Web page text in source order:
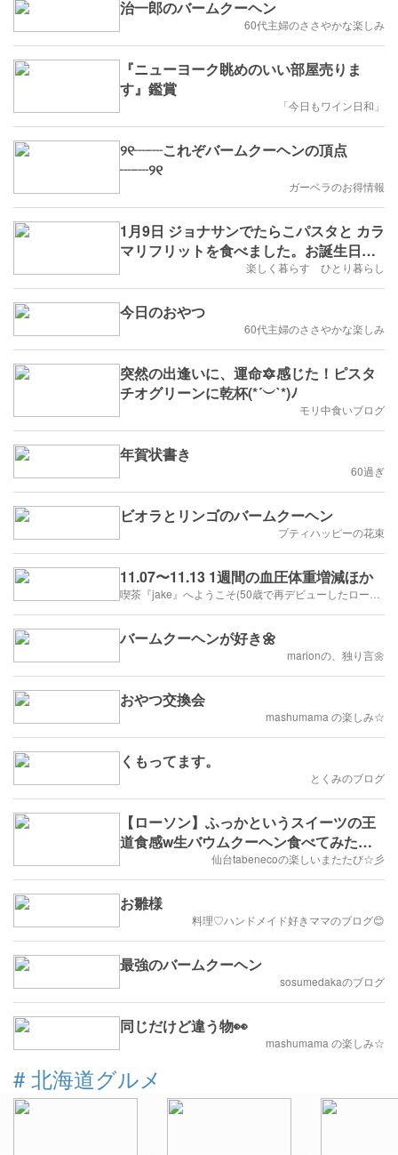
治一郎のバームクーヘン
60代主婦のささやかな楽しみ
『ニューヨーク眺めのいい部屋売りま
す』鑑賞
「今日もワイン日和」
୨୧┈┈これぞバームクーヘンの頂点
┈┈୨୧
ガーベラのお得情報
1月9日 ジョナサンでたらこパスタと カラ
マリフリットを食べました。お誕生日デ
ザートは売り切れでした。楽しく暮らす ひとり暮らし
今日のおやつ
60代主婦のささやかな楽しみ
突然の出逢いに、運命🔯感じた！ピスタ
チオグリーンに乾杯(*´︶`*)ﾉ
モリ中食いブログ
年賀状書き
60過ぎ
ビオラとリンゴのバームクーヘン
プティハッピーの花束
11.07〜11.13 1週間の血圧体重増減ほか
バームクーヘンが好き🌼
marionの、独り言🌼
おやつ交換会
mashumama の楽しみ☆
くもってます。
とくみのブログ
【ローソン】ふっかというスイーツの王
道食感w生バウムクーヘン食べてみたじ
仙台tabenecoの楽しいまたたび☆彡
お雛様
料理♡ハンドメイド好きママのブログ😊
最強のバームクーヘン
sosumedakaのブログ
同じだけど違う物👀
mashumama の楽しみ☆
# 北海道グルメ